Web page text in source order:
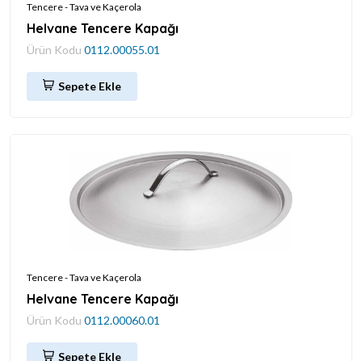
Tencere - Tava ve Kaçerola
Helvane Tencere Kapağı
Ürün Kodu 0112.00055.01
Sepete Ekle
Tencere - Tava ve Kaçerola
Helvane Tencere Kapağı
Ürün Kodu 0112.00060.01
Sepete Ekle